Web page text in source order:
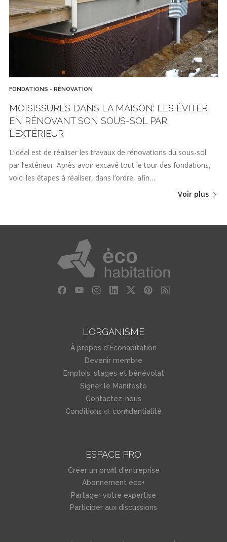
FONDATIONS - RÉNOVATION
MOISISSURES DANS LA MAISON: LES ÉVITER
EN RÉNOVANT SON SOUS-SOL PAR
L’EXTÉRIEUR
L’idéal est de réaliser les travaux de rénovations du sous-sol
par l’extérieur. Après avoir excavé tout le tour des fondations,
voici les étapes à réaliser, dans l’ordre, afin…
Voir plus
L'ORGANISME
À propos d'Écohabitation
Devenir membre
Emplois, stages et bénévolat
Signer le Manifeste
Contactez-nous
Conditions et confidentialité
ESPACE PRO
Créer un profil d'entreprise
Abonnement éco+
Partager votre expertise
Participer aux discussions